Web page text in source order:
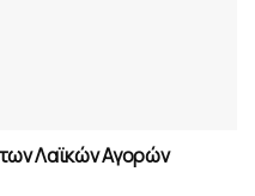
των Λαϊκών Αγορών